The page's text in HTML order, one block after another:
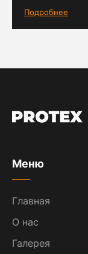
Подробнее
Меню
Главная
О нас
Галерея